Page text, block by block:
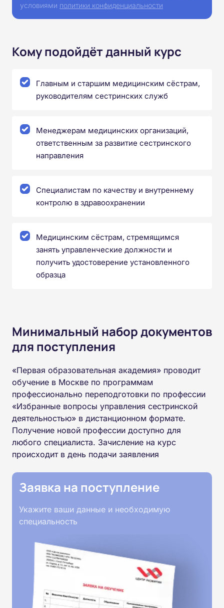
условиями политики конфиденциальности
Кому подойдёт данный курс
Главным и старшим медицинским сёстрам,
руководителям сестринских служб
Менеджерам медицинских организаций,
ответственным за развитие сестринского
направления
Специалистам по качеству и внутреннему
контролю в здравоохранении
Медицинским сёстрам, стремящимся
занять управленческие должности и
получить удостоверение установленного
образца
Минимальный набор документов
для поступления
«Первая образовательная академия» проводит
обучение в Москве по программам
профессионально переподготовки по профессии
«Избранные вопросы управления сестринской
деятельностью» в дистанционном формате.
Получение новой профессии доступно для
любого специалиста. Зачисление на курс
происходит в день подачи заявления
Заявка на поступление
Укажите ваши данные и необходимую
специальность